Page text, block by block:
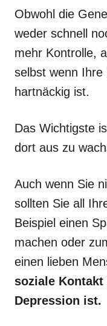
Obwohl die
weder schnell
mehr Kontrolle,
selbst wenn Ihre
hartnäckig ist.
Das Wichtigste
dort aus zu
Auch wenn Sie
sollten Sie all
Beispiel einen
machen oder
einen lieben
soziale
Depression ist.